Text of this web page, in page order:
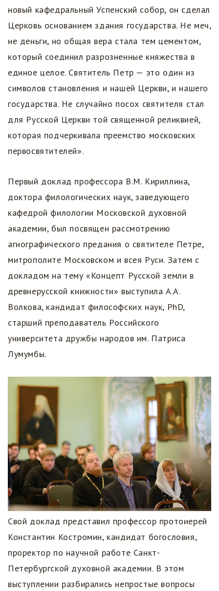
новый кафедральный Успенский собор, он сделал
Церковь основанием здания государства. Не меч,
не деньги, но общая вера стала тем цементом,
который соединил разрозненные княжества в
единое целое. Святитель Петр — это один из
символов становления и нашей Церкви, и нашего
государства. Не случайно посох святителя стал
для Русской Церкви той священной реликвией,
которая подчеркивала преемство московских
первосвятителей».
Первый доклад профессора В.М. Кириллина,
доктора филологических наук, заведующего
кафедрой филологии Московской духовной
академии, был посвящен рассмотрению
агиографического предания о святителе Петре,
митрополите Московском и всея Руси. Затем с
докладом на тему «Концепт Русской земли в
древнерусской книжности» выступила А.А.
Волкова, кандидат философских наук, PhD,
старший преподаватель Российского
университета дружбы народов им. Патриса
Лумумбы.
Свой доклад представил профессор протоиерей
Константин Костромин, кандидат богословия,
проректор по научной работе Санкт-
Петербургской духовной академии. В этом
выступлении разбирались непростые вопросы